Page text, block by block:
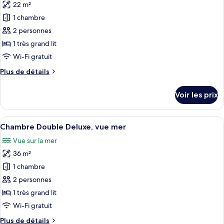
Double
Supérieure,
vue
mer
photos
pour
ce
type
de
chambre :
Chambre
ou
avec
lits
jumeaux,
vue
mer
22 m²
1 chambre
2 personnes
1 très grand lit
Wi-Fi gratuit
Plus de détails
Plus
le
type
de
Chambre
Premium
Double
ou
avec
lits
jumeaux,
vue
Voir les prix
Afficher
toutes
les
photos
pour
ce
type
de
chambre :
Une ville côtière avec des bâtiments
22
Chambre Double Deluxe, vue mer
Vue sur la mer
36 m²
1 chambre
2 personnes
1 très grand lit
Wi-Fi gratuit
Plus de détails
Plus